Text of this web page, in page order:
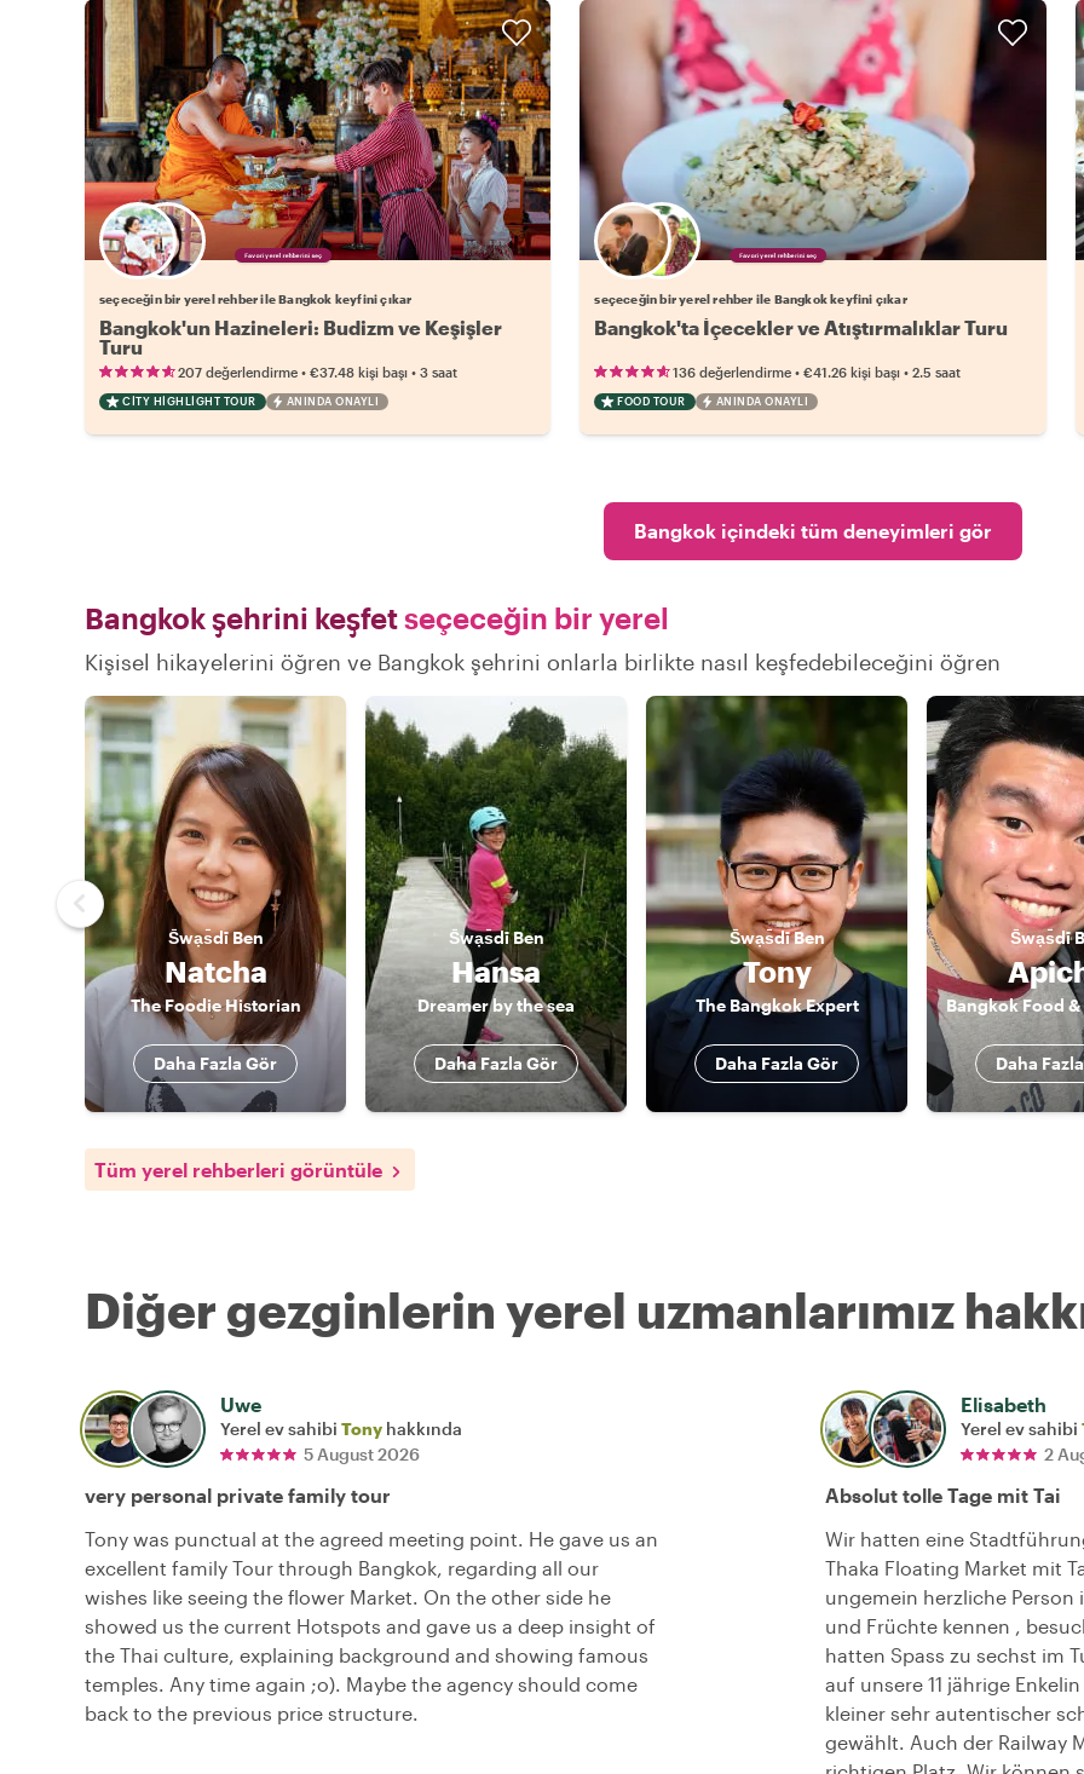
Favori yerel rehberini seç
seçeceğin bir yerel rehber ile Bangkok keyfini çıkar
Bangkok'un Hazineleri: Budizm ve Keşişler
Turu
207 değerlendirme • €37.48 kişi başı • 3 saat
CITY HIGHLIGHT TOUR ANINDA ONAYLI
Favori yerel rehberini seç
seçeceğin bir yerel rehber ile Bangkok keyfini çıkar
Bangkok'ta İçecekler ve Atıştırmalıklar Turu
136 değerlendirme •€41.26 kişi başı •2.5 saat
FOOD TOUR ANINDA ONAYLI
Bangkok içindeki tüm deneyimleri gör
Bangkok şehrini keşfetseçeceğin bir yerel
Kişisel hikayelerini öğren ve Bangkok şehrini onlarla birlikte nasıl keşfedebileceğini öğren
S̄wạs̄dīBen
Natcha
The Foodie Historian
Daha Fazla Gör
S̄wạs̄dīBen
Hansa
Dreamer by the sea
Daha Fazla Gör
S̄wạs̄dīBen
Tony
The Bangkok Expert
Daha Fazla Gör
S̄wạs̄dī
Daha
Tüm yerel rehberleri görüntüle
Diğer gezginlerin yerel uzmanlarımız
Uwe
Yerel ev sahibi Tony hakkında
5 August 2026
very personal private family tour
Tony was punctual at the agreed meeting point. He gave us an
excellent family Tour through Bangkok, regarding all our
wishes like seeing the flower Market. On the other side he
showed us the current Hotspots and gave us a deep insight of
the Thai culture, explaining background and showing famous
temples. Any time again ;o). Maybe the agency should come
back to the previous price structure.
Elisabeth
Yerel ev sahibi
2
Absolut tolle Tage mit Tai
Wir hatten eine
Thaka Floating Market mit
ungemein herzliche Person
und Früchte kennen ,
hatten Spass zu sechst im
auf unsere 11 jährige
kleiner sehr autentischer
gewählt. Auch der Railway